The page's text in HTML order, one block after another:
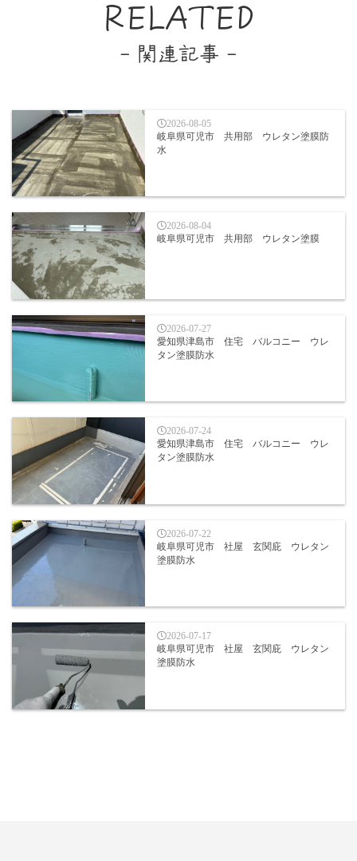
RELATED
- 関連記事 -
2026-08-05
岐阜県可児市 共用部 ウレタン塗膜防
水
2026-08-04
岐阜県可児市 共用部 ウレタン塗膜
2026-07-27
愛知県津島市 住宅 バルコニー ウレ
タン塗膜防水
2026-07-24
愛知県津島市 住宅 バルコニー ウレ
タン塗膜防水
2026-07-22
岐阜県可児市 社屋 玄関庇 ウレタン
塗膜防水
2026-07-17
岐阜県可児市 社屋 玄関庇 ウレタン
塗膜防水